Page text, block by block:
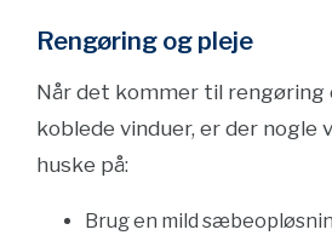
Rengøring og pleje
Når det kommer til rengøring
koblede vinduer, er der nogle
huske på:
Brug en mild